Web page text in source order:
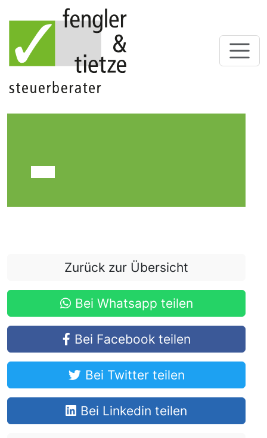
Zurück zur Übersicht
Bei Whatsapp teilen
Bei Facebook teilen
Bei Twitter teilen
Bei Linkedin teilen